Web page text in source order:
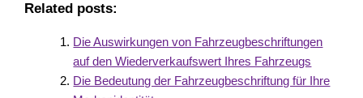
Related posts:
Die Auswirkungen von Fahrzeugbeschriftungen
auf den Wiederverkaufswert Ihres Fahrzeugs
Die Bedeutung der Fahrzeugbeschriftung für Ihre